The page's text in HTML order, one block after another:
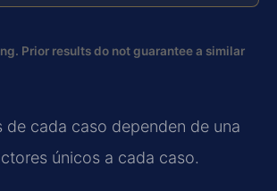
Prior results do not guarantee a similar
de cada caso dependen de una
únicos a cada caso.